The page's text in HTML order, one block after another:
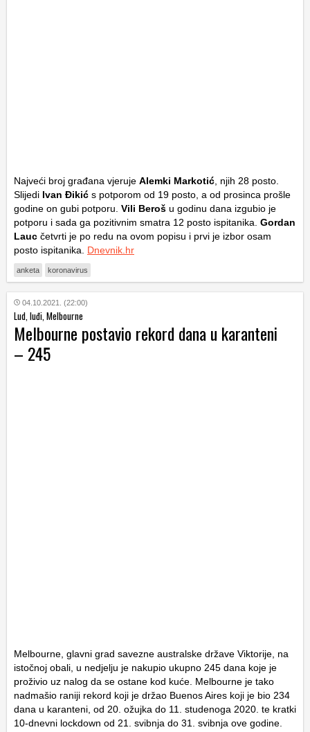
Najveći broj građana vjeruje Alemki Markotić , njih 28 posto.
Slijedi Ivan Đikić s potporom od 19 posto, a od prosinca prošle
godine on gubi potporu. Vili Beroš u godinu dana izgubio je
potporu i sada ga pozitivnim smatra 12 posto ispitanika. Gordan
Lauc četvrti je po redu na ovom popisu i prvi je izbor osam
posto ispitanika. Dnevnik.hr
anketa koronavirus
04.10.2021. (22:00)
Lud, luđi, Melbourne
Melbourne postavio rekord dana u karanteni
– 245
Melbourne, glavni grad savezne australske države Viktorije, na
istočnoj obali, u nedjelju je nakupio ukupno 245 dana koje je
proživio uz nalog da se ostane kod kuće. Melbourne je tako
nadmašio raniji rekord koji je držao Buenos Aires koji je bio 234
dana u karanteni, od 20. ožujka do 11. studenoga 2020. te kratki
10-dnevni lockdown od 21. svibnja do 31. svibnja ove godine.